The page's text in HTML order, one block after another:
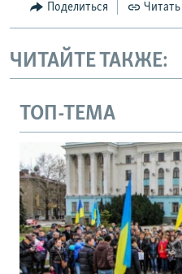
Поделиться
ЧИТАЙТЕ ТАКЖЕ:
ТОП-ТЕМА